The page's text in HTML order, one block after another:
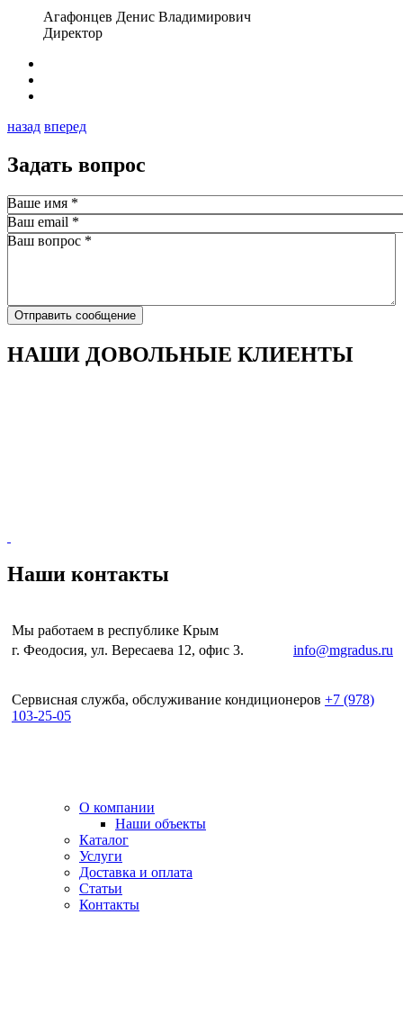
Агафонцев Денис Владимирович
Директор
назад вперед
Задать вопрос
Ваше имя *
Ваш email *
Ваш вопрос *
Отправить сообщение
НАШИ ДОВОЛЬНЫЕ КЛИЕНТЫ
Наши контакты
Мы работаем в республике Крым
г. Феодосия, ул. Вересаева 12, офис 3.
info@mgradus.ru
Сервисная служба, обслуживание кондиционеров +7 (978)
103-25-05
О компании
Наши объекты
Каталог
Услуги
Доставка и оплата
Статьи
Контакты